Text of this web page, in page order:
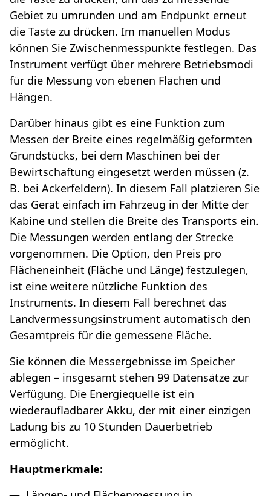
Gebiet zu umrunden und am Endpunkt erneut
die Taste zu drücken. Im manuellen Modus
können Sie Zwischenmesspunkte festlegen. Das
Instrument verfügt über mehrere Betriebsmodi
für die Messung von ebenen Flächen und
Hängen.
Darüber hinaus gibt es eine Funktion zum
Messen der Breite eines regelmäßig geformten
Grundstücks, bei dem Maschinen bei der
Bewirtschaftung eingesetzt werden müssen (z.
B. bei Ackerfeldern). In diesem Fall platzieren Sie
das Gerät einfach im Fahrzeug in der Mitte der
Kabine und stellen die Breite des Transports ein.
Die Messungen werden entlang der Strecke
vorgenommen. Die Option, den Preis pro
Flächeneinheit (Fläche und Länge) festzulegen,
ist eine weitere nützliche Funktion des
Instruments. In diesem Fall berechnet das
Landvermessungsinstrument automatisch den
Gesamtpreis für die gemessene Fläche.
Sie können die Messergebnisse im Speicher
ablegen – insgesamt stehen 99 Datensätze zur
Verfügung. Die Energiequelle ist ein
wiederaufladbarer Akku, der mit einer einzigen
Ladung bis zu 10 Stunden Dauerbetrieb
ermöglicht.
Hauptmerkmale: